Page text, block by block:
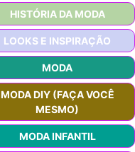
HISTÓRIA DA MODA
LOOKS E INSPIRAÇÃO
MODA
MODA DIY (FAÇA VOCÊ
MESMO)
MODA INFANTIL